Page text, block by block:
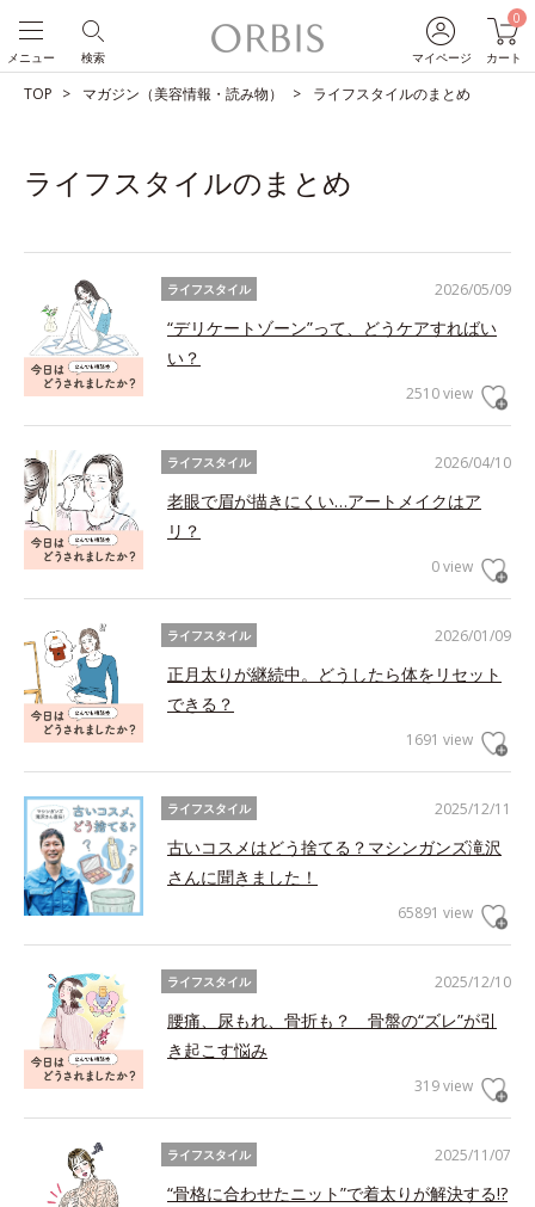
マイページ
0
カート
検索
メニュー
TOP マガジン（美容情報・読み物） ライフスタイルのまとめ
ライフスタイルのまとめ
2026/05/09
ライフスタイル
“デリケートゾーン”って、どうケアすればい
い？
2510 view
2026/04/10
ライフスタイル
老眼で眉が描きにくい…アートメイクはア
リ？
0 view
2026/01/09
ライフスタイル
正月太りが継続中。どうしたら体をリセット
できる？
1691 view
2025/12/11
ライフスタイル
古いコスメはどう捨てる？マシンガンズ滝沢
さんに聞きました！
65891 view
2025/12/10
ライフスタイル
腰痛、尿もれ、骨折も？ 骨盤の“ズレ”が引
き起こす悩み
319 view
2025/11/07
ライフスタイル
“骨格に合わせたニット”で着太りが解決する!?